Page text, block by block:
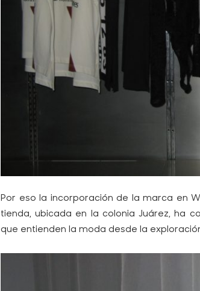
Por eso la incorporación de la marca en
tienda, ubicada en la colonia Juárez, ha
que entienden la moda desde la